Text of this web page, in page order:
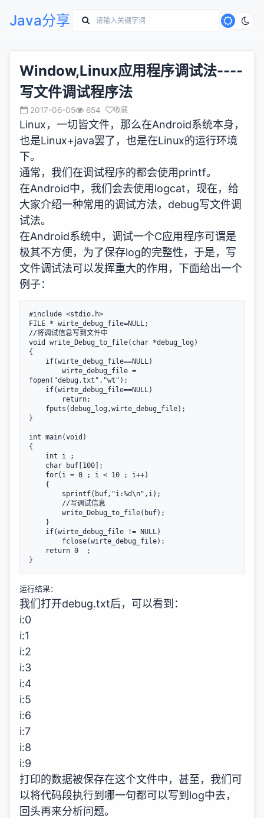
Java分享
Window,Linux应用程序调试法----
写文件调试程序法
2017-06-05 654 收藏
Linux，一切皆文件，那么在Android系统本身，
也是Linux+java罢了，也是在Linux的运行环境
下。
通常，我们在调试程序的都会使用printf。
在Android中，我们会去使用logcat，现在，给
大家介绍一种常用的调试方法，debug写文件调
试法。
在Android系统中，调试一个C应用程序可谓是
极其不方便，为了保存log的完整性，于是，写
文件调试法可以发挥重大的作用，下面给出一个
例子：
#include <stdio.h>
FILE * wirte_debug_file=NULL;
//将调试信息写到文件中
void write_Debug_to_file(char *debug_log)
{
fopen("debug.txt","wt");
}
int main(void)
{
}
运行结果：
我们打开debug.txt后，可以看到：
i:0
i:1
i:2
i:3
i:4
i:5
i:6
i:7
i:8
i:9
打印的数据被保存在这个文件中，甚至，我们可
以将代码段执行到哪一句都可以写到log中去，
回头再来分析问题。